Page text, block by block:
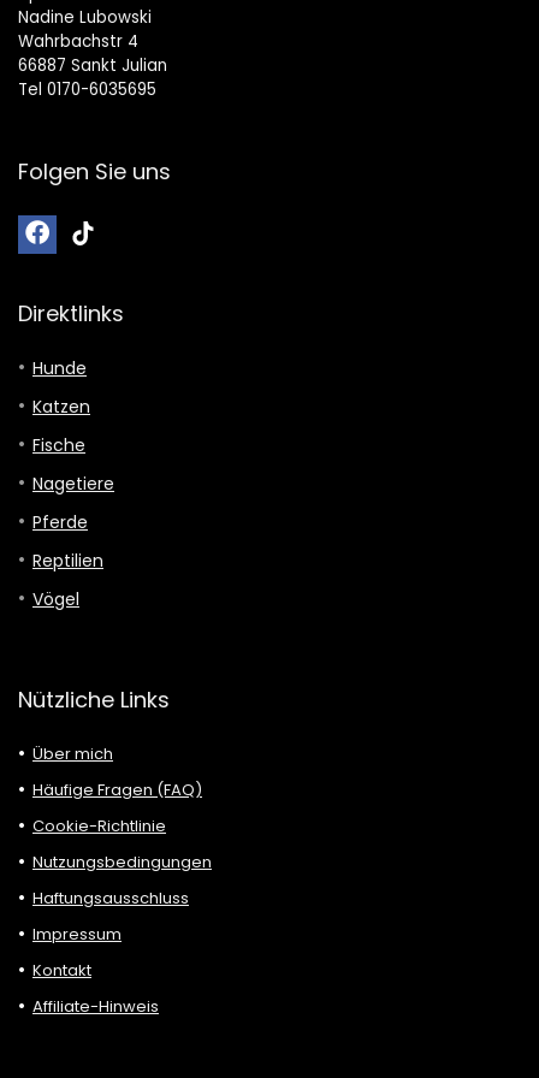
Nadine Lubowski
Wahrbachstr 4
66887 Sankt Julian
Tel 0170-6035695
Folgen Sie uns
Direktlinks
Hunde
Katzen
Fische
Nagetiere
Pferde
Reptilien
Vögel
Nützliche Links
Über mich
Häufige Fragen (FAQ)
Cookie-Richtlinie
Nutzungsbedingungen
Haftungsausschluss
Impressum
Kontakt
Affiliate-Hinweis